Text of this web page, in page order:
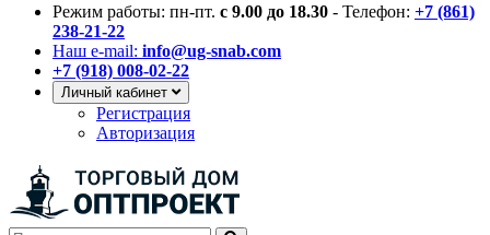
Режим работы: пн-пт. с 9.00 до 18.30 - Телефон: +7 (861)
238-21-22
Наш e-mail: info@ug-snab.com
+7 (918) 008-02-22
Личный кабинет
Регистрация
Авторизация